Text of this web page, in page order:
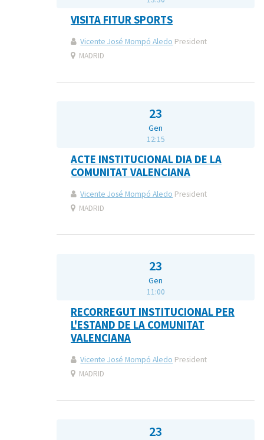
VISITA FITUR SPORTS
Vicente José Mompó Aledo President
MADRID
23
Gen
12:15
ACTE INSTITUCIONAL DIA DE LA
COMUNITAT VALENCIANA
Vicente José Mompó Aledo President
MADRID
23
Gen
11:00
RECORREGUT INSTITUCIONAL PER
L'ESTAND DE LA COMUNITAT
VALENCIANA
Vicente José Mompó Aledo President
MADRID
23